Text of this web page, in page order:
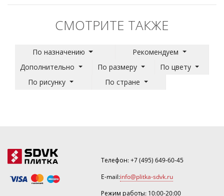
СМОТРИТЕ ТАКЖЕ
По назначению
Рекомендуем
Дополнительно
По размеру
По цвету
По рисунку
По стране
Телефон:+7 (495) 649-60-45
E-mail:info@plitka-sdvk.ru
Режим работы: 10:00-20:00